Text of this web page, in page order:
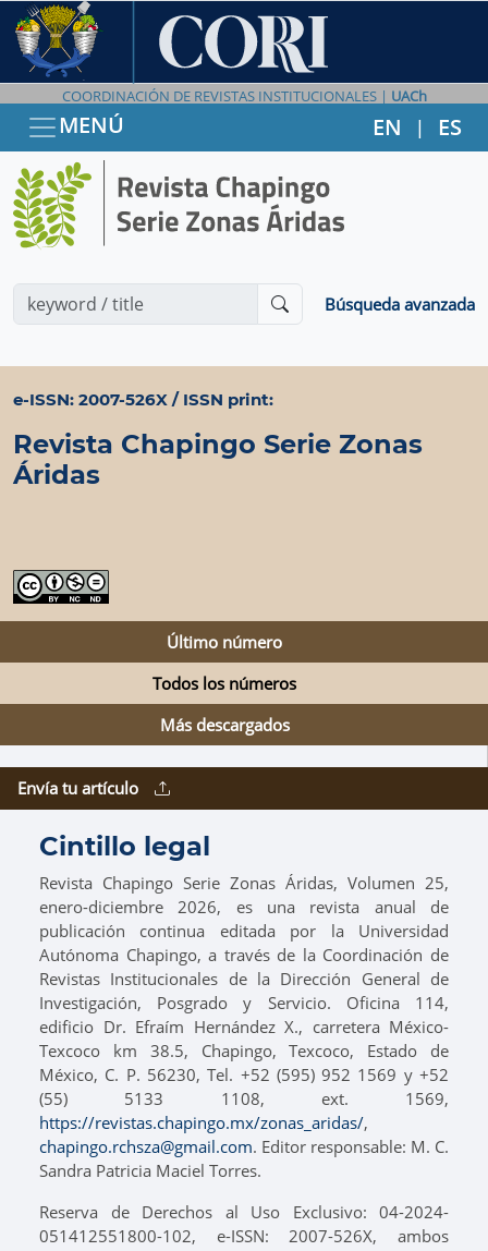
COORDINACIÓN DE REVISTAS INSTITUCIONALES | UACh
MENÚ EN | ES
Búsqueda avanzada
e-ISSN: 2007-526X / ISSN print:
Revista Chapingo Serie Zonas
Áridas
Último número
Todos los números
Más descargados
Envía tu artículo
Cintillo legal
Revista Chapingo Serie Zonas Áridas, Volumen 25,
enero-diciembre 2026, es una revista anual de
publicación continua editada por la Universidad
Autónoma Chapingo, a través de la Coordinación de
Revistas Institucionales de la Dirección General de
Investigación, Posgrado y Servicio. Oficina 114,
edificio Dr. Efraím Hernández X., carretera México-
Texcoco km 38.5, Chapingo, Texcoco, Estado de
México, C. P. 56230, Tel. +52 (595) 952 1569 y +52
(55) 5133 1108, ext. 1569,
https://revistas.chapingo.mx/zonas_aridas/,
chapingo.rchsza@gmail.com. Editor responsable: M. C.
Sandra Patricia Maciel Torres.
Reserva de Derechos al Uso Exclusivo: 04-2024-
051412551800-102, e-ISSN: 2007-526X, ambos